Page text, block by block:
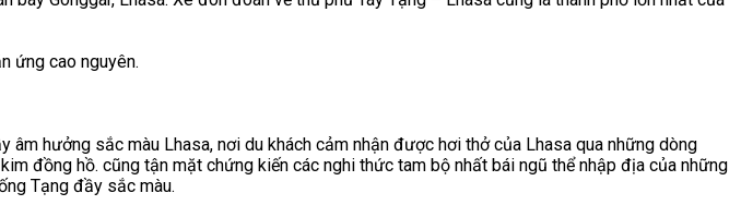
ứng cao nguyên.
hưởng sắc màu Lhasa, nơi du khách cảm nhận được hơi thở của Lhasa qua những dòng
đồng hồ. cũng tận mặt chứng kiến các nghi thức tam bộ nhất bái ngũ thể nhập địa của những
Tạng đầy sắc màu.